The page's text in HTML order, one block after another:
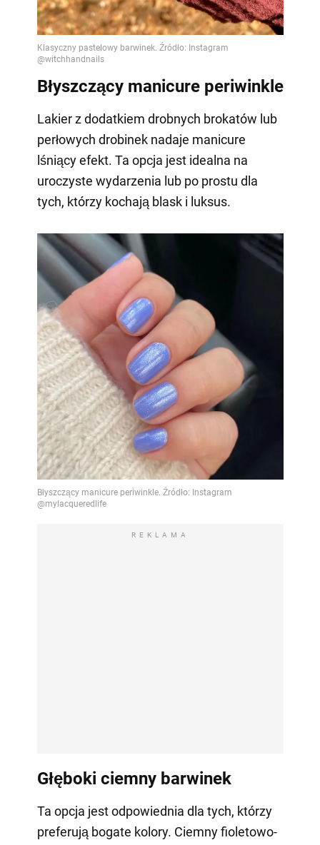
Błyszczący manicure periwinkle
Lakier z dodatkiem drobnych brokatów lub
perłowych drobinek nadaje manicure
lśniący efekt. Ta opcja jest idealna na
uroczyste wydarzenia lub po prostu dla
tych, którzy kochają blask i luksus.
REKLAMA
Głęboki ciemny barwinek
Ta opcja jest odpowiednia dla tych, którzy
preferują bogate kolory. Ciemny fioletowo-